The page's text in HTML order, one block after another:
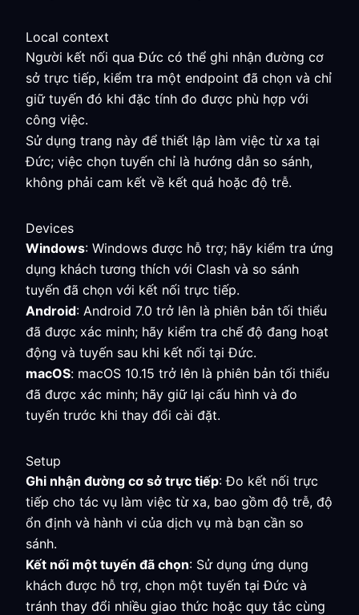
Local context
Người kết nối qua Đức có thể ghi nhận đường cơ
sở trực tiếp, kiểm tra một endpoint đã chọn và chỉ
giữ tuyến đó khi đặc tính đo được phù hợp với
công việc.
Sử dụng trang này để thiết lập làm việc từ xa tại
Đức; việc chọn tuyến chỉ là hướng dẫn so sánh,
không phải cam kết về kết quả hoặc độ trễ.
Devices
Windows: Windows được hỗ trợ; hãy kiểm tra ứng
dụng khách tương thích với Clash và so sánh
tuyến đã chọn với kết nối trực tiếp.
Android: Android 7.0 trở lên là phiên bản tối thiểu
đã được xác minh; hãy kiểm tra chế độ đang hoạt
động và tuyến sau khi kết nối tại Đức.
macOS: macOS 10.15 trở lên là phiên bản tối thiểu
đã được xác minh; hãy giữ lại cấu hình và đo
tuyến trước khi thay đổi cài đặt.
Setup
Ghi nhận đường cơ sở trực tiếp: Đo kết nối trực
tiếp cho tác vụ làm việc từ xa, bao gồm độ trễ, độ
ổn định và hành vi của dịch vụ mà bạn cần so
sánh.
Kết nối một tuyến đã chọn: Sử dụng ứng dụng
khách được hỗ trợ, chọn một tuyến tại Đức và
tránh thay đổi nhiều giao thức hoặc quy tắc cùng